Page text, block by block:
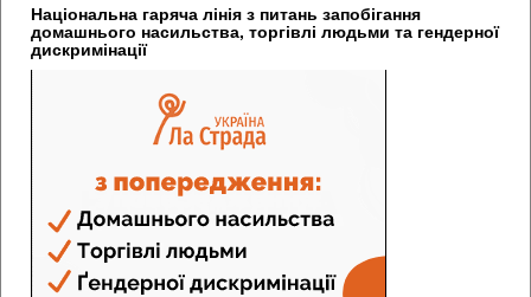
Національна гаряча лінія з питань запобігання
домашнього насильства, торгівлі людьми та гендерної
дискримінації